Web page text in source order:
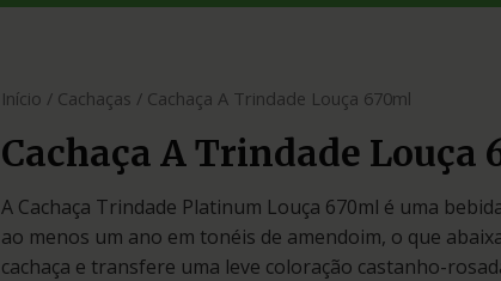
Início / Cachaças / Cachaça A Trindade Louça 670ml
Cachaça A Trindade Louça
A Cachaça Trindade Platinum Louça 670ml é uma
ao menos um ano em tonéis de amendoim, o que
cachaça e transfere uma leve coloração castanho-